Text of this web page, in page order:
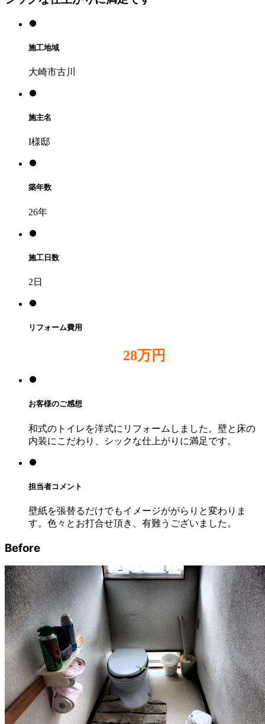
施工地域
大崎市古川
施主名
I様邸
築年数
26年
施工日数
2日
リフォーム費用
28万円
お客様のご感想
和式のトイレを洋式にリフォームしました。壁と床の
内装にこだわり、シックな仕上がりに満足です。
担当者コメント
壁紙を張替るだけでもイメージががらりと変わりま
す。色々とお打合せ頂き、有難うございました。
Before